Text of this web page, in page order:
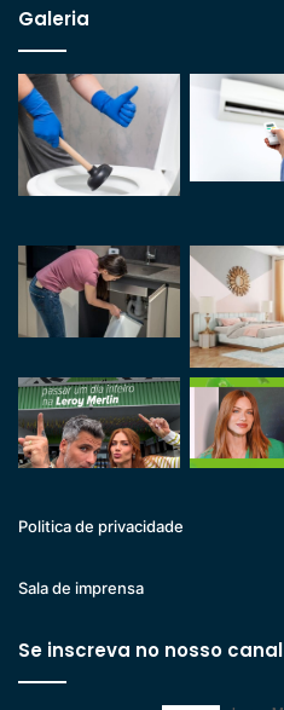
Galeria
Politica de privacidade
Sala de imprensa
Se inscreva no nosso canal